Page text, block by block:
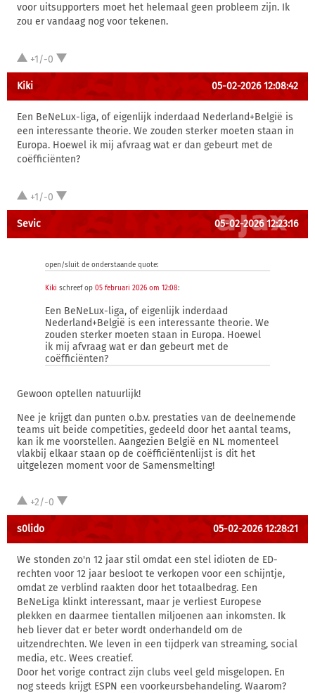
voor uitsupporters moet het helemaal geen probleem zijn. Ik
zou er vandaag nog voor tekenen.
+1/-0
Kiki 05-02-2026 12:08:42
Een BeNeLux-liga, of eigenlijk inderdaad Nederland+België is
een interessante theorie. We zouden sterker moeten staan in
Europa. Hoewel ik mij afvraag wat er dan gebeurt met de
coëfficiënten?
+1/-0
Sevic 05-02-2026 12:23:16
open/sluit de onderstaande quote:
Kiki schreef op 05 februari 2026 om 12:08:
Een BeNeLux-liga, of eigenlijk inderdaad
Nederland+België is een interessante theorie. We
zouden sterker moeten staan in Europa. Hoewel
ik mij afvraag wat er dan gebeurt met de
coëfficiënten?
Gewoon optellen natuurlijk!
Nee je krijgt dan punten o.b.v. prestaties van de deelnemende
teams uit beide competities, gedeeld door het aantal teams,
kan ik me voorstellen. Aangezien België en NL momenteel
vlakbij elkaar staan op de coëfficiëntenlijst is dit het
uitgelezen moment voor de Samensmelting!
+2/-0
s0lido 05-02-2026 12:28:21
We stonden zo'n 12 jaar stil omdat een stel idioten de ED-
rechten voor 12 jaar besloot te verkopen voor een schijntje,
omdat ze verblind raakten door het totaalbedrag. Een
BeNeLiga klinkt interessant, maar je verliest Europese
plekken en daarmee tientallen miljoenen aan inkomsten. Ik
heb liever dat er beter wordt onderhandeld om de
uitzendrechten. We leven in een tijdperk van streaming, social
media, etc. Wees creatief.
Door het vorige contract zijn clubs veel geld misgelopen. En
nog steeds krijgt ESPN een voorkeursbehandeling. Waarom?